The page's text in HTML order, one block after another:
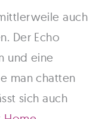
auch
Der Echo
und eine
man chatten
sich auch